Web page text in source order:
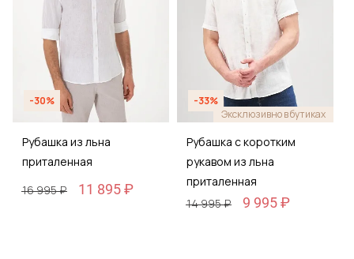
-30%
Рубашка из льна
приталенная
16 995 ₽
11 895 ₽
-33%
Эксклюзивно в бутиках
Рубашка с коротким
рукавом из льна
приталенная
14 995 ₽
9 995 ₽